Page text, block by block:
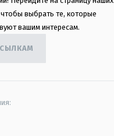
выбрать те, которые
вашим интересам.